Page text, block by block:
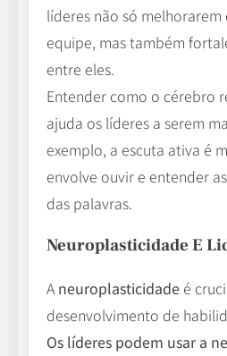
líderes não só
equipe, mas também
entre eles.
Entender como o cérebro
ajuda os líderes a serem
exemplo, a escuta ativa é
envolve ouvir e entender
das palavras.
Neuroplasticidade E
A neuroplasticidade é
desenvolvimento de
Os líderes podem usar a